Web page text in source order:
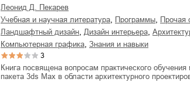
Леонид Д. Пекарев
учебная и научная литература
программы
ландшафтный дизайн дизайн интерьера
компьютерная графика знания и навыки
3
Книга посвящена вопросам практического
пакета 3ds Max в области архитектурного